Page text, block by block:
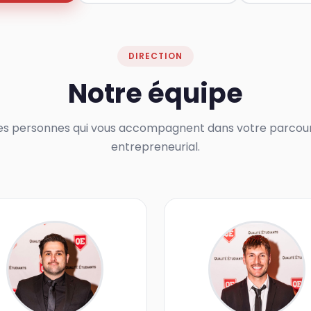
DIRECTION
Notre équipe
personnes qui vous accompagnent dans votre
entrepreneurial.